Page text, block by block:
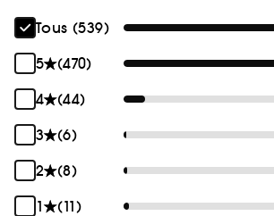
Tous (539)
5
(470)
4
(44)
3
(6)
2
(8)
1
(11)